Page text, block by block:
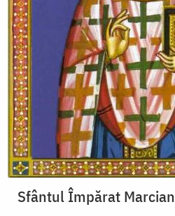
Sfântul Împărat Marcian